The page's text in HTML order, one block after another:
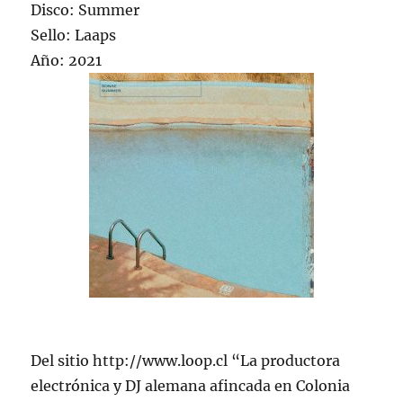
Disco: Summer
Sello: Laaps
Año: 2021
Del sitio http://www.loop.cl “La productora
electrónica y DJ alemana afincada en Colonia